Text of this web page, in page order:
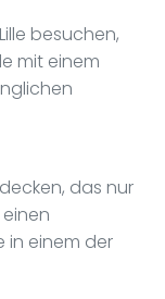
besuchen,
mit einem
das nur
in einem der